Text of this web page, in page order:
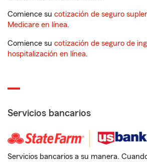
Comience su cotización de seguro
Medicare en línea.
Comience su cotización de seguro de
hospitalización en línea.
Servicios bancarios
Servicios bancarios a su manera.